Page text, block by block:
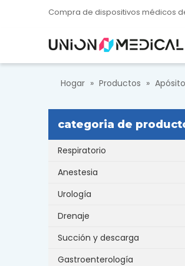
Compra de dispositivos médicos
Hogar » Productos »
categoria de
Respiratorio
Anestesia
Urología
Drenaje
Succión y descarga
Gastroenterología